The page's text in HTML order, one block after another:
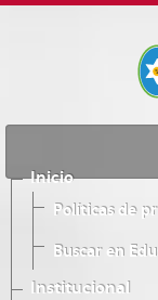
Inicio
Políticas de
Buscar en
Institucional